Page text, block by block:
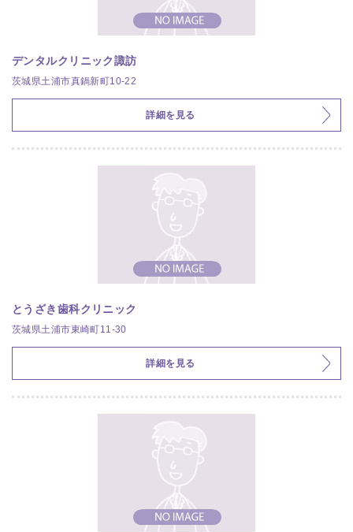
デンタルクリニック諏訪
茨城県土浦市真鍋新町10-22
詳細を見る
とうざき歯科クリニック
茨城県土浦市東崎町11-30
詳細を見る